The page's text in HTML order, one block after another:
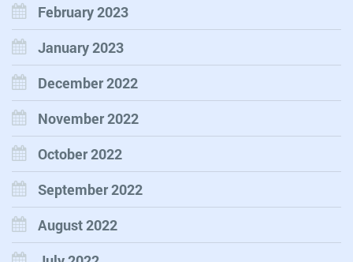
February 2023
January 2023
December 2022
November 2022
October 2022
September 2022
August 2022